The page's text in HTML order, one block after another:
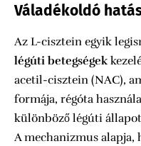
Váladékoldó
Az L-cisztein egyik
légúti betegségek
acetil-cisztein (NAC),
formája, régóta
különböző légúti
A mechanizmus alapja,